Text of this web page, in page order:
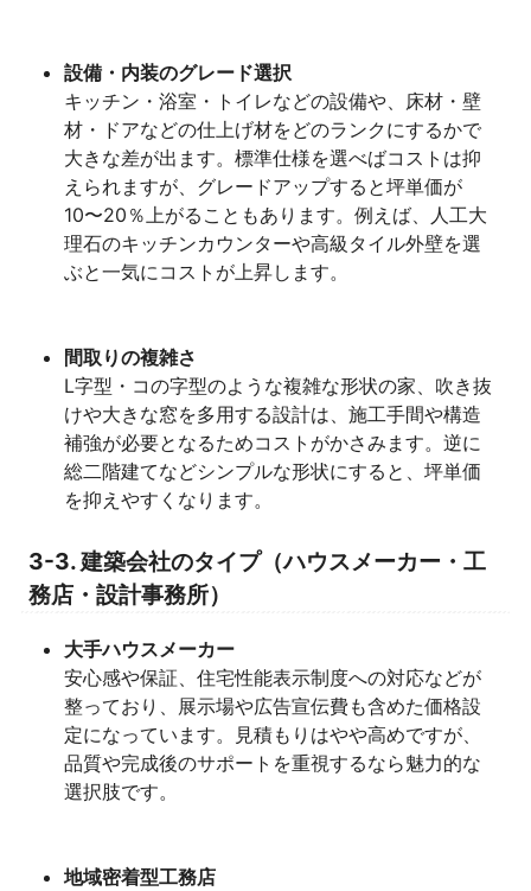
設備・内装のグレード選択
キッチン・浴室・トイレなどの設備や、床材・壁
材・ドアなどの仕上げ材をどのランクにするかで
大きな差が出ます。標準仕様を選べばコストは抑
えられますが、グレードアップすると坪単価が
10〜20％上がることもあります。例えば、人工大
理石のキッチンカウンターや高級タイル外壁を選
ぶと一気にコストが上昇します。
間取りの複雑さ
L字型・コの字型のような複雑な形状の家、吹き抜
けや大きな窓を多用する設計は、施工手間や構造
補強が必要となるためコストがかさみます。逆に
総二階建てなどシンプルな形状にすると、坪単価
を抑えやすくなります。
3-3. 建築会社のタイプ（ハウスメーカー・工
務店・設計事務所）
大手ハウスメーカー
安心感や保証、住宅性能表示制度への対応などが
整っており、展示場や広告宣伝費も含めた価格設
定になっています。見積もりはやや高めですが、
品質や完成後のサポートを重視するなら魅力的な
選択肢です。
地域密着型工務店